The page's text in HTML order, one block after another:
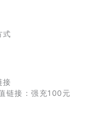
式
接
链接：强充100元